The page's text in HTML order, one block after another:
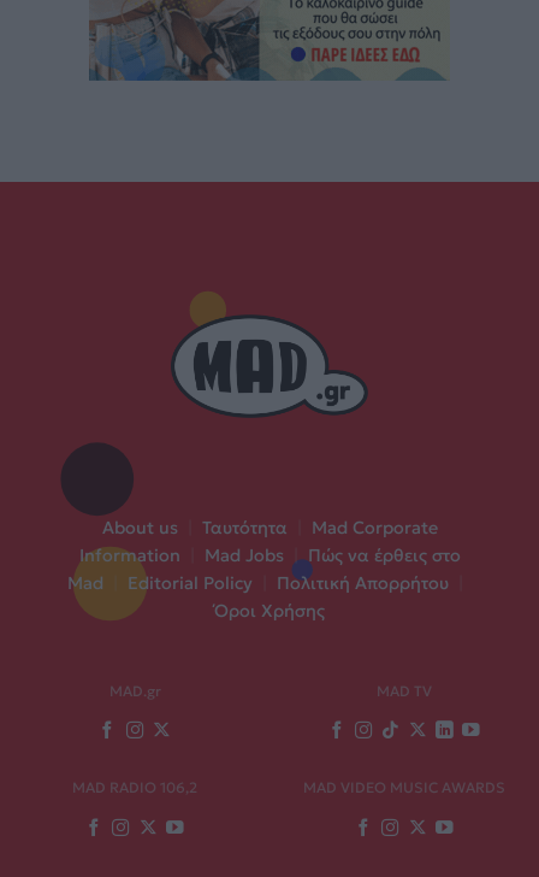
About us Ταυτότητα
Mad Corporate
Information
Mad Jobs | Πώς να έρθεις στο
Mad
Editorial Policy Πολιτική Απορρήτου
Όροι Χρήσης
MAD.gr MAD TV
MAD RADIO 106,2 MAD VIDEO MUSIC AWARDS